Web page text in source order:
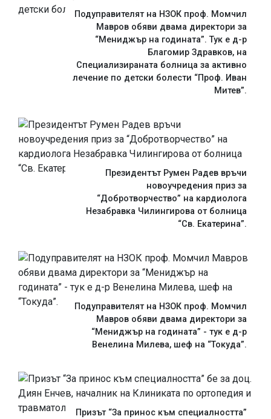
Подуправителят на НЗОК проф. Момчил
Мавров обяви двама директори за
“Мениджър на годината”. Тук е д-р
Благомир Здравков, на
Специализираната болница за активно
лечение по детски болести “Проф. Иван
Митев”.
Президентът Румен Радев връчи
новоучредения приз за
“Добротворчество” на кардиолога
Незабравка Чилингирова от болница
“Св. Екатерина”.
Подуправителят на НЗОК проф. Момчил
Мавров обяви двама директори за
“Мениджър на годината” - тук е д-р
Венелина Милева, шеф на “Токуда”.
Призът “За принос към специалността”